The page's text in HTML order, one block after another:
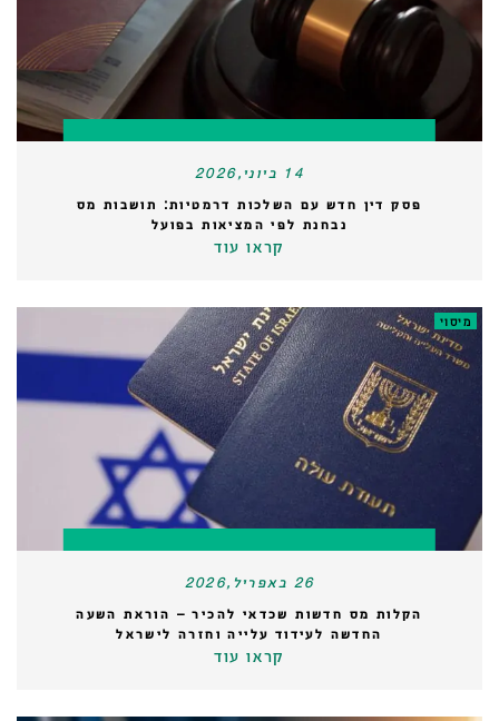
14 ביוני,2026
פסק דין חדש עם השלכות דרמטיות: תושבות מס
נבחנת לפי המציאות בפועל
קראו עוד
מיסוי
26 באפריל,2026
הקלות מס חדשות שכדאי להכיר – הוראת השעה
החדשה לעידוד עלייה וחזרה לישראל
קראו עוד